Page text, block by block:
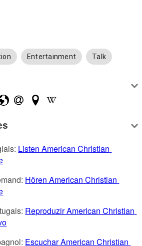
Entertainment Talk
Listen American Christian
Hören American Christian
Reproduzir American Christian
Escuchar American Christian